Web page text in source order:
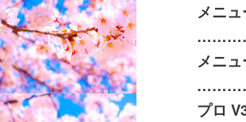
メニ
メニ
プロ